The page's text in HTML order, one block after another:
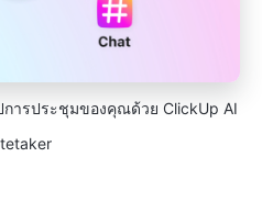
ารประชุมของคุณด้วย ClickUp AI